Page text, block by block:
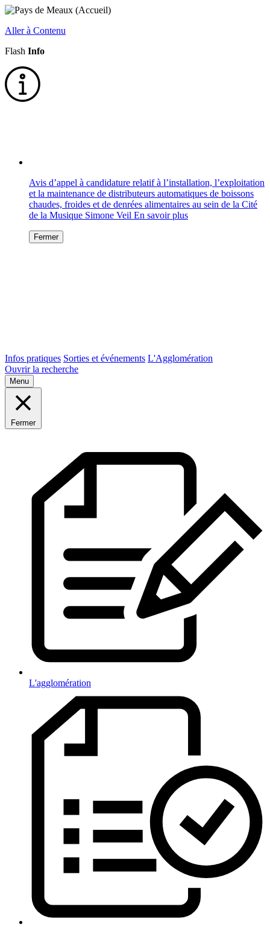
Aller à Contenu
Flash Info
Avis d’appel à candidature relatif à l’installation, l’exploitation
et la maintenance de distributeurs automatiques de boissons
chaudes, froides et de denrées alimentaires au sein de la Cité
de la Musique Simone Veil En savoir plus
Fermer
Infos pratiques Sorties et événements L'Agglomération
Ouvrir la recherche
Menu
Fermer
L'agglomération